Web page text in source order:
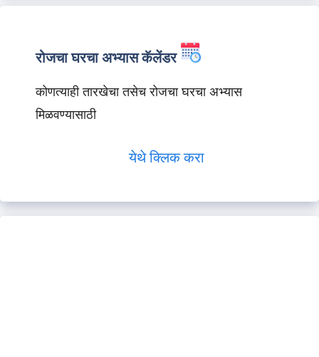
रोजचा घरचा अभ्यास कॅलेंडर
कोणत्याही तारखेचा तसेच रोजचा घरचा अभ्यास
मिळवण्यासाठी
येथे क्लिक करा